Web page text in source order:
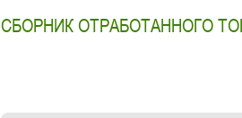
СБОРНИК ОТРАБОТАННОГО